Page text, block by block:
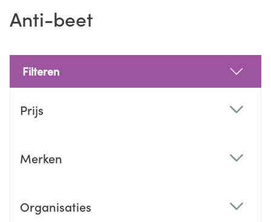
Anti-beet
Filteren
Prijs
Merken
Organisaties